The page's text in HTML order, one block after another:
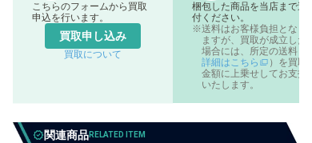
こちらのフォームから買取
申込を行います。
買取申し込み
買取について
梱包した商品を当店まで送
付ください。
送料はお客様負担となり
ますが、買取が成立した
場合には、所定の送料（
詳細はこちら
）を買取
金額に上乗せしてお支払
いたします。
関連商品RELATED ITEM